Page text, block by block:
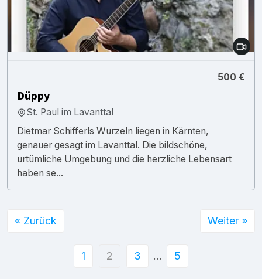
500 €
Düppy
St. Paul im Lavanttal
Dietmar Schifferls Wurzeln liegen in Kärnten,
genauer gesagt im Lavanttal. Die bildschöne,
urtümliche Umgebung und die herzliche Lebensart
haben se...
« Zurück
1 2 3 … 5
Weiter »